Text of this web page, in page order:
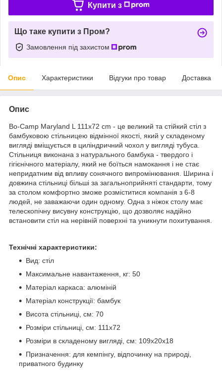
Купити з
Що таке купити з Пром?
Замовлення під захистом
Опис Характеристики Відгуки про товар Доставка
Опис
Bo-Camp Maryland L 111x72 cm - це великий та стійкий стіл з
бамбуковою стільницею відмінної якості, який у складеному
вигляді вміщується в циліндричний чохол у вигляді тубуса.
Стільниця виконана з натурального бамбука - твердого і
гігієнічного матеріалу, який не боїться намокання і не стає
непридатним від впливу сонячного випромінювання. Ширина і
довжина стільниці більші за загальноприйняті стандарти, тому
за столом комфортно зможе розміститися компанія з 6-8
людей, не заважаючи один одному. Одна з ніжок столу має
телескопічну висувну конструкцію, що дозволяє надійно
встановити стіл на нерівній поверхні та уникнути похитування.
Технічні характеристики:
Вид: стіл
Максимальне навантаження, кг: 50
Матеріал каркаса: алюміній
Матеріал конструкції: бамбук
Висота стільниці, см: 70
Розміри стільниці, см: 111х72
Розміри в складеному вигляді, см: 109х20х18
Призначення: для кемпінгу, відпочинку на природі,
приватного будинку